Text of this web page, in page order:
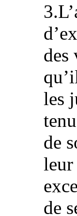
des
les
de
leur
de